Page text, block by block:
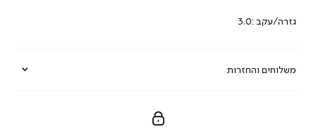
משלוחים והחזרות
גזרה/עקב :3.0